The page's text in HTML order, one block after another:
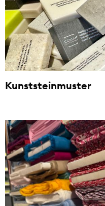
Kunststeinmuster